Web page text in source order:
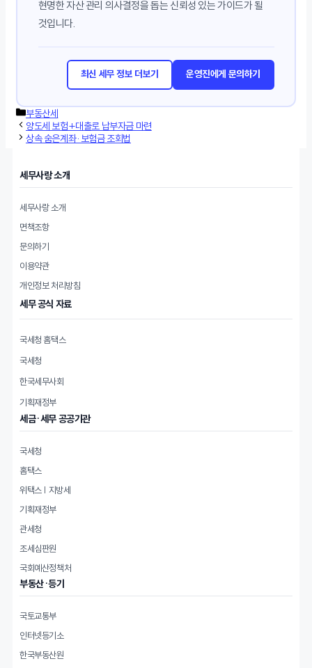
현명한 자산 관리 의사결정을 돕는 신뢰성 있는 가이드가 될
것입니다.
최신 세무 정보 더보기 운영진에게 문의하기
카
테
고
부동산세
양도세 보험+대출로 납부자금 마련
상속 숨은계좌·보험금 조회법
세무사랑 소개
세무사랑 소개
면책조항
문의하기
이용약관
개인정보 처리방침
세무 공식 자료
국세청 홈택스
국세청
한국세무사회
기획재정부
세금·세무 공공기관
국세청
홈택스
위택스 | 지방세
기획재정부
관세청
조세심판원
국회예산정책처
부동산·등기
국토교통부
인터넷등기소
한국부동산원